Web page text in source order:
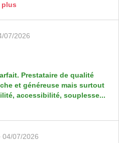
plus
07/2026
Prestataire de qualité
et généreuse mais surtout
accessibilité, souplesse...
04/07/2026